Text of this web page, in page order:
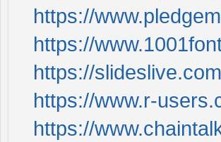
https://
https://
https://
https://www.r-
https://